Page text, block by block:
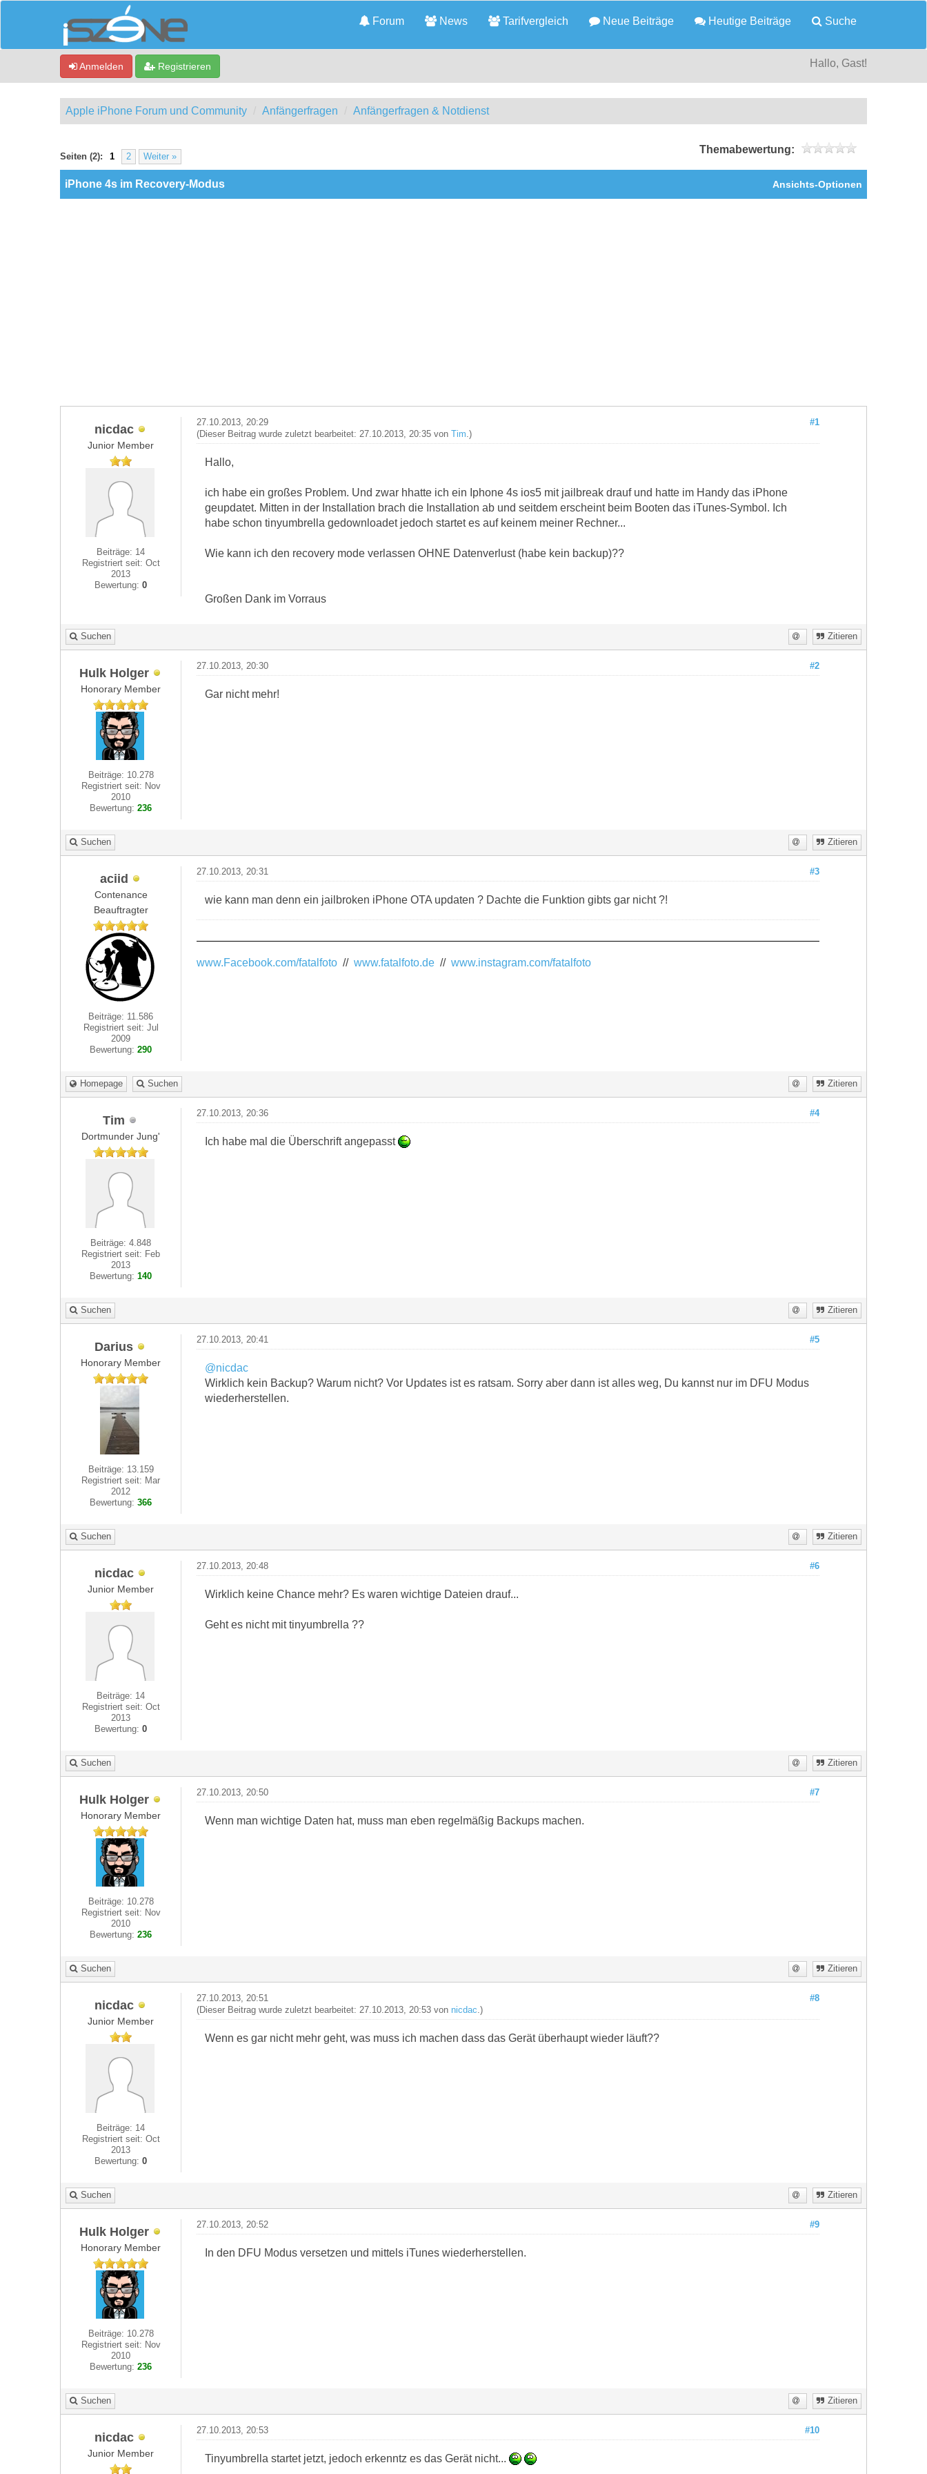
Forum News Tarifvergleich Neue Beiträge Heutige Beiträge Suche
Anmelden Registrieren Hallo, Gast!
Apple iPhone Forum und Community Anfängerfragen Anfängerfragen & Notdienst
Seiten (2): 1 2 Weiter »
Themabewertung:
0 Bewertung(en) - 0 im Durchschnitt
Ansichts-Optionen
iPhone 4s im Recovery-Modus
nicdac
Junior Member
Beiträge: 14
Registriert seit: Oct
2013
Bewertung:0
#1
27.10.2013, 20:29
(Dieser Beitrag wurde zuletzt bearbeitet: 27.10.2013, 20:35 von Tim .)
Hallo,
ich habe ein großes Problem. Und zwar hhatte ich ein Iphone 4s ios5 mit jailbreak drauf und hatte im Handy das iPhone
geupdatet. Mitten in der Installation brach die Installation ab und seitdem erscheint beim Booten das iTunes-Symbol. Ich
habe schon tinyumbrella gedownloadet jedoch startet es auf keinem meiner Rechner...
Wie kann ich den recovery mode verlassen OHNE Datenverlust (habe kein backup)??
Großen Dank im Vorraus
Suchen Zitieren
Hulk Holger
Honorary Member
Beiträge: 10.278
Registriert seit: Nov
2010
Bewertung:236
#2
27.10.2013, 20:30
Gar nicht mehr!
Suchen Zitieren
aciid
Contenance
Beauftragter
Beiträge: 11.586
Registriert seit: Jul
2009
Bewertung:290
#3
27.10.2013, 20:31
wie kann man denn ein jailbroken iPhone OTA updaten ? Dachte die Funktion gibts gar nicht ?!
www.Facebook.com/fatalfoto// www.fatalfoto.de// www.instagram.com/fatalfoto
Homepage Suchen Zitieren
Tim
Dortmunder Jung'
Beiträge: 4.848
Registriert seit: Feb
2013
Bewertung:140
#4
27.10.2013, 20:36
Ich habe mal die Überschrift angepasst
Suchen Zitieren
Darius
Honorary Member
Beiträge: 13.159
Registriert seit: Mar
2012
Bewertung:366
#5
27.10.2013, 20:41
@nicdac
Wirklich kein Backup? Warum nicht? Vor Updates ist es ratsam. Sorry aber dann ist alles weg, Du kannst nur im DFU Modus
wiederherstellen.
Suchen Zitieren
nicdac
Junior Member
Beiträge: 14
Registriert seit: Oct
2013
Bewertung:0
#6
27.10.2013, 20:48
Wirklich keine Chance mehr? Es waren wichtige Dateien drauf...
Geht es nicht mit tinyumbrella ??
Suchen Zitieren
Hulk Holger
Honorary Member
Beiträge: 10.278
Registriert seit: Nov
2010
Bewertung:236
#7
27.10.2013, 20:50
Wenn man wichtige Daten hat, muss man eben regelmäßig Backups machen.
Suchen Zitieren
nicdac
Junior Member
Beiträge: 14
Registriert seit: Oct
2013
Bewertung:0
#8
27.10.2013, 20:51
(Dieser Beitrag wurde zuletzt bearbeitet: 27.10.2013, 20:53 von nicdac .)
Wenn es gar nicht mehr geht, was muss ich machen dass das Gerät überhaupt wieder läuft??
Suchen Zitieren
Hulk Holger
Honorary Member
Beiträge: 10.278
Registriert seit: Nov
2010
Bewertung:236
#9
27.10.2013, 20:52
In den DFU Modus versetzen und mittels iTunes wiederherstellen.
Suchen Zitieren
nicdac
Junior Member
#10
27.10.2013, 20:53
Tinyumbrella startet jetzt, jedoch erkenntz es das Gerät nicht...